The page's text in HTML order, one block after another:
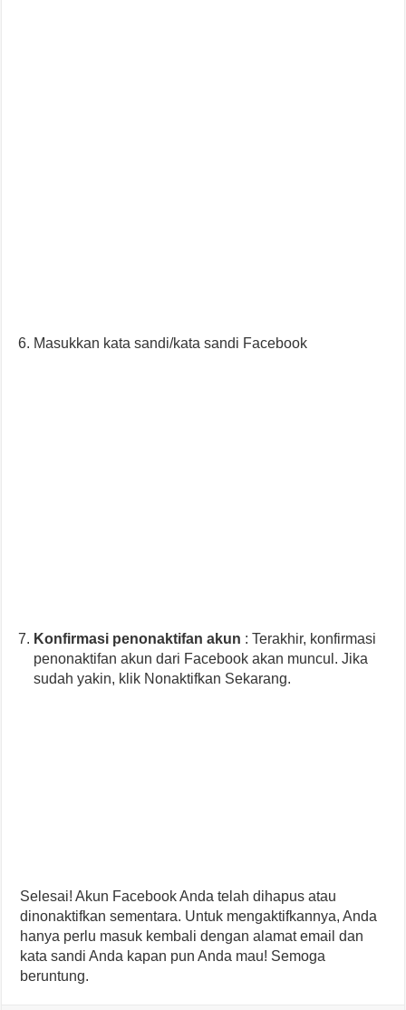
Masukkan kata sandi/kata sandi Facebook
Konfirmasi penonaktifan akun : Terakhir, konfirmasi
penonaktifan akun dari Facebook akan muncul. Jika
sudah yakin, klik Nonaktifkan Sekarang.
Selesai! Akun Facebook Anda telah dihapus atau
dinonaktifkan sementara. Untuk mengaktifkannya, Anda
hanya perlu masuk kembali dengan alamat email dan
kata sandi Anda kapan pun Anda mau! Semoga
beruntung.